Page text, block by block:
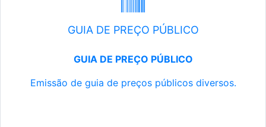
GUIA DE PREÇO PÚBLICO
GUIA DE PREÇO PÚBLICO
Emissão de guia de preços públicos diversos.